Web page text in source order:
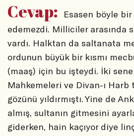
Cevap:
Esasen böyle
edemezdi. Milliciler arasında
vardı. Halktan da saltanata
ordunun büyük bir kısmı
(maaş) için bu işteydi. İki
Mahkemeleri ve Divan-ı Harb
gözünü yıldırmıştı. Yine de
almış, sultanın gitmesini
giderken, hain kaçıyor diye